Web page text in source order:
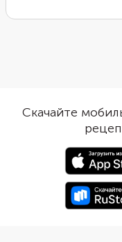
приготовления и
яйцами. Получается
одновременно
соленый и пикантный
Скачайте